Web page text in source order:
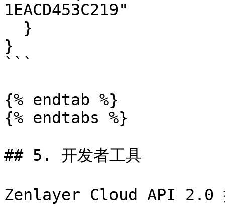
1EACD453C219"
}
```
{% endtab %}
{% endtabs %}
## 5. 开发者工具
Zenlayer Cloud API 2.0 提